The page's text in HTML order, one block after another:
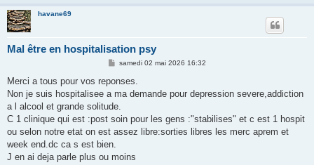
havane69
Mal être en hospitalisation psy
M
s
a
g
samedi 02 mai 2026 16:32
Merci a tous pour vos reponses.
Non je suis hospitalisee a ma demande pour depression severe,addiction
a l alcool et grande solitude.
C 1 clinique qui est :post soin pour les gens :"stabilises" et c est 1 hospit
ou selon notre etat on est assez libre:sorties libres les merc aprem et
week end.dc ca s est bien.
J en ai deja parle plus ou moins